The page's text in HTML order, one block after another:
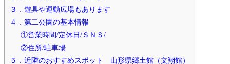
３．遊具や運動広場もあります
４．第二公園の基本情報
①営業時間/定休日/ＳＮＳ/
②住所/駐車場
５．近隣のおすすめスポット 山形県郷土館（文翔館）